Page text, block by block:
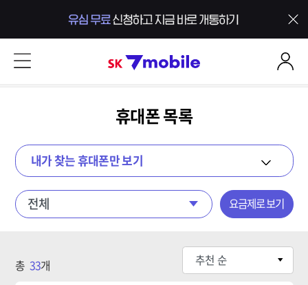
SK 7mobile
휴대폰 목록
내가 찾는 휴대폰만 보기
요금제로 보기
총 33개